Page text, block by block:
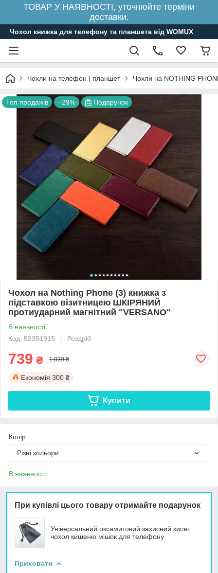
ТОВАР У НАЯВНОСТІ, уточнюйте терміни
доставки.
Чохол книжка для телефону та планшета від WOMUX
Чохли на телефон | планшет Чохли на NOTHING
Топ продажів –29% Подарунок
Чохол на Nothing Phone (3) книжка з
підставкою візитницею ШКІРЯНИЙ
протиударний магнітний "VERSANO"
В наявності
Код: 52351915
Роздріб
739 ₴ 1 039 ₴
Економія 300 ₴
Купити
Колір
Різні кольори
В наявності
При купівлі цього товару отримайте подарунок
Універсальний оксамитовий захисний кисет
чохол кишеню мішок для телефону
Приховати